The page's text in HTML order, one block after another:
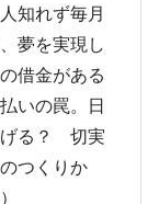
知れず毎月
夢を実現し
借金がある
いの罠。日
げる？ 切実
つくりか